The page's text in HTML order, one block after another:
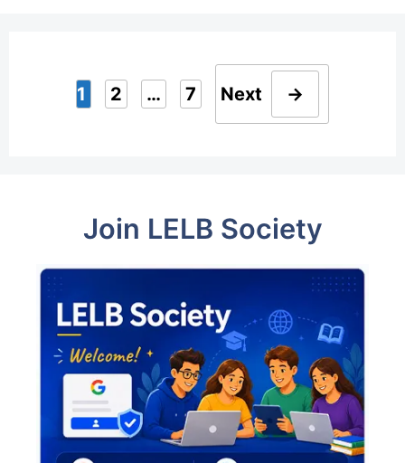
Page
1
Page
2 … 7 Next →
Join LELB Society